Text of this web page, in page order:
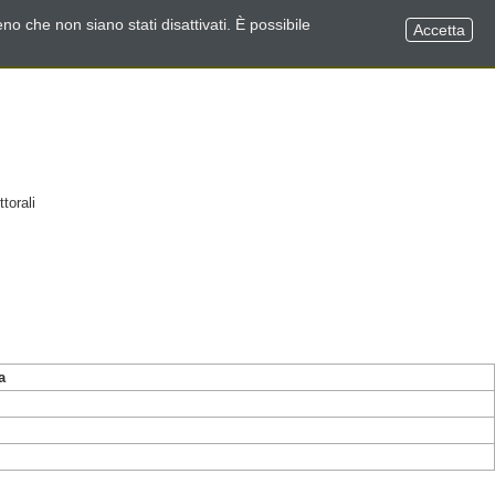
che non siano stati disattivati. È possibile Accetta